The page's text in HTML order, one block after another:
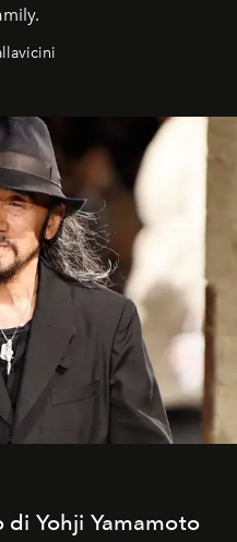
di Yohji Yamamoto